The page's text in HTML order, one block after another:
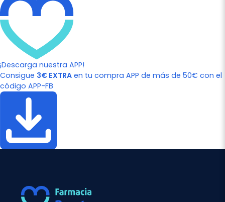
¡Descarga nuestra APP!
Consigue 3€ EXTRA en tu compra APP de más de 50€ con el
código APP-FB